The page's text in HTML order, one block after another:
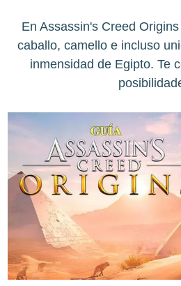
En Assassin's Creed
caballo, camello e incluso
inmensidad de Egipto. Te